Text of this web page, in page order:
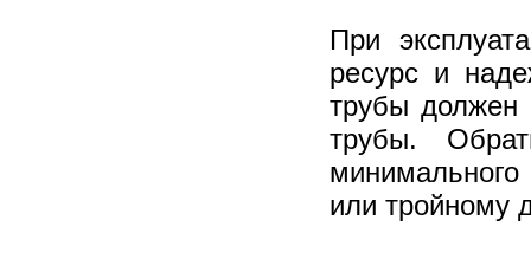
При
ресурс и
трубы должен
трубы.
или тройному